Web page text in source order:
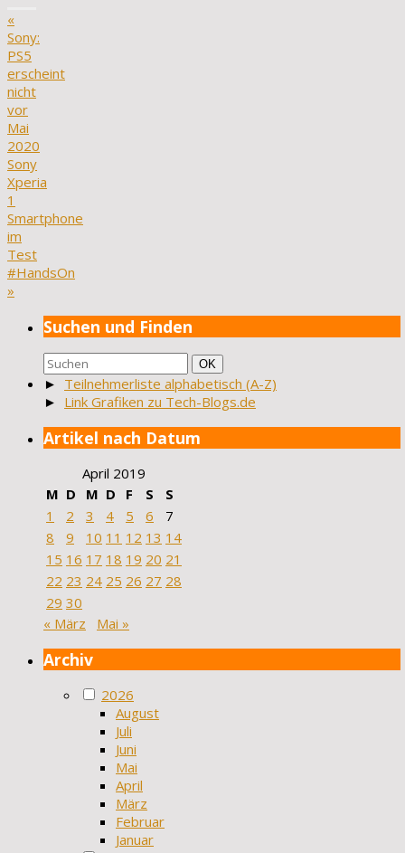
«
Sony:
PS5
erscheint
nicht
vor
Mai
2020
Sony
Xperia
1
Smartphone
im
Test
#HandsOn
»
Suchen und Finden
Suchen
nach:
Suchen
OK
► Teilnehmerliste alphabetisch (A-Z)
► Link Grafiken zu Tech-Blogs.de
Artikel nach Datum
April 2019
M D M D F S
S
1
2 3 4 5 6
7
8
9 10 11 12 13 14
15 16 17 18 19 20 21
22 23 24 25 26 27 28
29 30
« März
Mai »
Archiv
2026
August
Juli
Juni
Mai
April
März
Februar
Januar